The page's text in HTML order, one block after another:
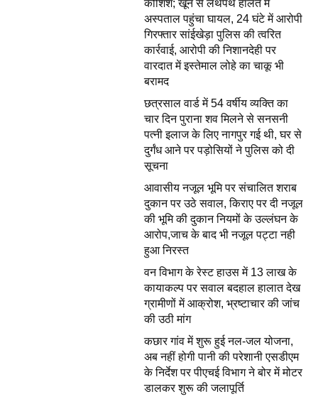
कोशिश; खून से लथपथ हालत में
अस्पताल पहुंचा घायल, 24 घंटे में आरोपी
गिरफ्तार सांईखेड़ा पुलिस की त्वरित
कार्रवाई, आरोपी की निशानदेही पर
वारदात में इस्तेमाल लोहे का चाकू भी
बरामद
छत्रसाल वार्ड में 54 वर्षीय व्यक्ति का
चार दिन पुराना शव मिलने से सनसनी
पत्नी इलाज के लिए नागपुर गई थी, घर से
दुर्गंध आने पर पड़ोसियों ने पुलिस को दी
सूचना
आवासीय नजूल भूमि पर संचालित शराब
दुकान पर उठे सवाल, किराए पर दी नजूल
की भूमि की दुकान नियमों के उल्लंघन के
आरोप,जाच के बाद भी नजूल पट्टा नही
हुआ निरस्त
वन विभाग के रेस्ट हाउस में 13 लाख के
कायाकल्प पर सवाल बदहाल हालात देख
ग्रामीणों में आक्रोश, भ्रष्टाचार की जांच
की उठी मांग
कछार गांव में शुरू हुई नल-जल योजना,
अब नहीं होगी पानी की परेशानी एसडीएम
के निर्देश पर पीएचई विभाग ने बोर में मोटर
डालकर शुरू की जलापूर्ति